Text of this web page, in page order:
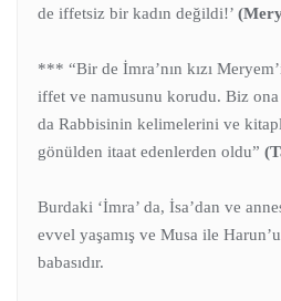
de iffetsiz bir kadın değildi!’
*** “Bir de İmra’nın kızı
iffet ve namusunu korudu. Biz
da Rabbisinin kelimelerini ve
gönülden itaat edenlerden oldu”
Burdaki ‘İmra’ da, İsa’dan ve
evvel yaşamış ve Musa ile
babasıdır.